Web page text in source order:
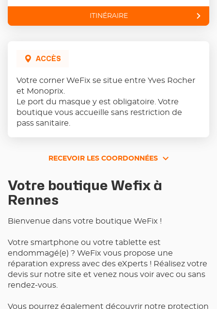
ITINÉRAIRE
JUSQU'AU
POINT
ACCÈS
Votre corner WeFix se situe entre Yves Rocher
et Monoprix.
Le port du masque y est obligatoire. Votre
boutique vous accueille sans restriction de
pass sanitaire.
RECEVOIR LES COORDONNÉES
RECEVOIR
COORDONNÉES
Votre boutique Wefix à
Rennes
Bienvenue dans votre boutique WeFix !
Votre smartphone ou votre tablette est
endommagé(e) ? WeFix vous propose une
réparation express avec des eXperts ! Réalisez votre
devis sur notre site et venez nous voir avec ou sans
rendez-vous.
Vous pourrez également découvrir notre protection